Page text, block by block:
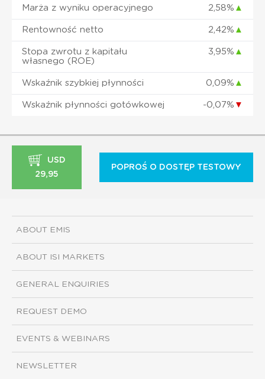
Marża z wyniku operacyjnego 2,58% ▲
Rentowność netto 2,42% ▲
Stopa zwrotu z kapitału
własnego (ROE)
3,95% ▲
Wskaźnik szybkiej płynności 0,09% ▲
Wskaźnik płynności gotówkowej -0,07% ▼
USD
29,95
POPROŚ O DOSTĘP TESTOWY
ABOUT EMIS
ABOUT ISI MARKETS
GENERAL ENQUIRIES
REQUEST DEMO
EVENTS & WEBINARS
NEWSLETTER